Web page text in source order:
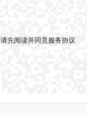
请先阅读并同意服务协议